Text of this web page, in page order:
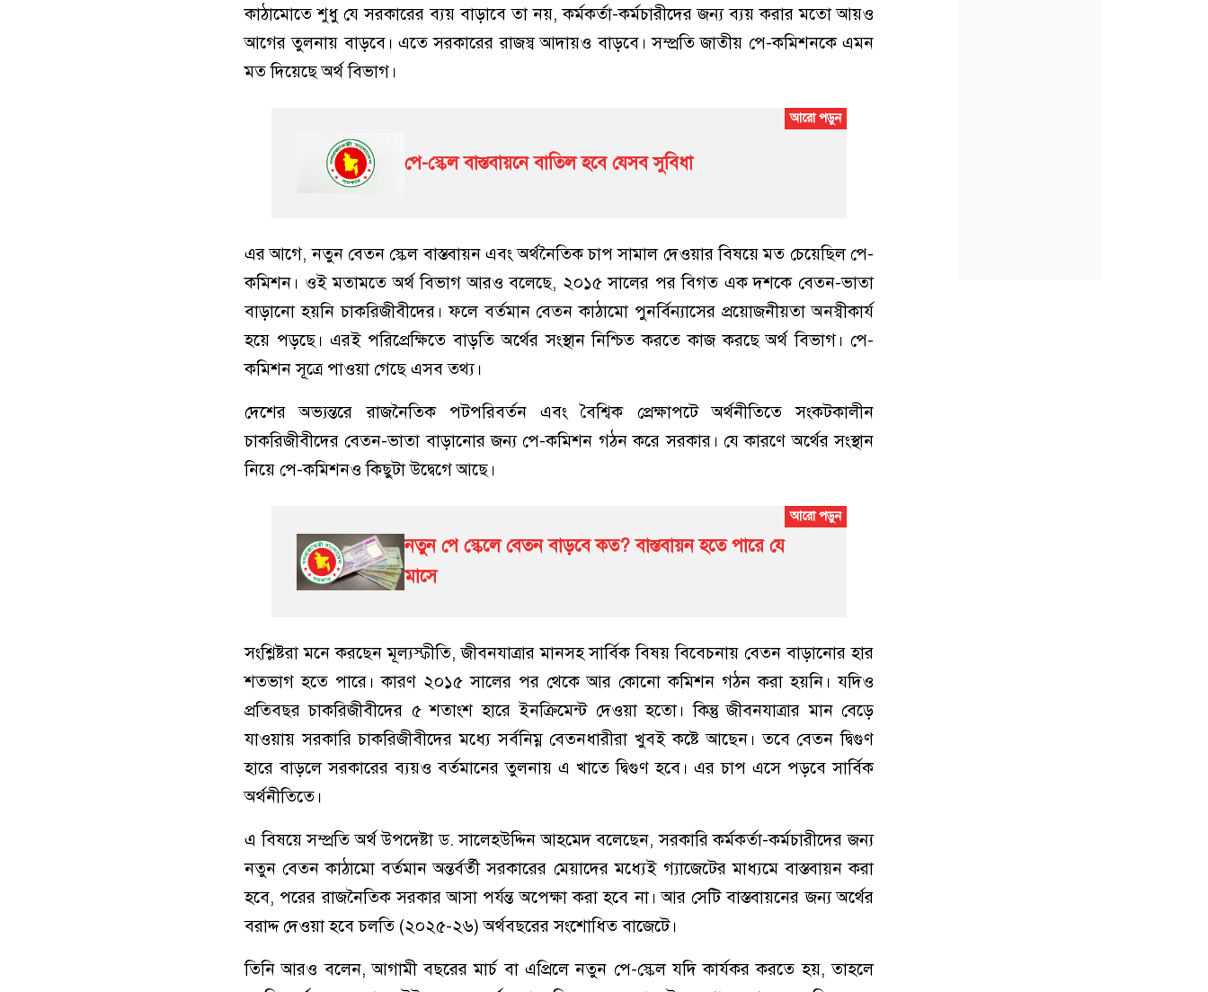
কাঠামোতে শুধু যে সরকারের ব্যয় বাড়াবে তা নয়, কর্মকর্তা-কর্মচারীদের জন্য ব্যয় করার মতো আয়ও
আগের তুলনায় বাড়বে। এতে সরকারের রাজস্ব আদায়ও বাড়বে। সম্প্রতি জাতীয় পে-কমিশনকে এমন
মত দিয়েছে অর্থ বিভাগ।
পে-স্কেল বাস্তবায়নে বাতিল হবে যেসব সুবিধা
এর আগে, নতুন বেতন স্কেল বাস্তবায়ন এবং অর্থনৈতিক চাপ সামাল দেওয়ার বিষয়ে মত চেয়েছিল পে-
কমিশন। ওই মতামতে অর্থ বিভাগ আরও বলেছে, ২০১৫ সালের পর বিগত এক দশকে বেতন-ভাতা
বাড়ানো হয়নি চাকরিজীবীদের। ফলে বর্তমান বেতন কাঠামো পুনর্বিন্যাসের প্রয়োজনীয়তা অনস্বীকার্য
হয়ে পড়ছে। এরই পরিপ্রেক্ষিতে বাড়তি অর্থের সংস্থান নিশ্চিত করতে কাজ করছে অর্থ বিভাগ। পে-
কমিশন সূত্রে পাওয়া গেছে এসব তথ্য।
দেশের অভ্যন্তরে রাজনৈতিক পটপরিবর্তন এবং বৈশ্বিক প্রেক্ষাপটে অর্থনীতিতে সংকটকালীন
চাকরিজীবীদের বেতন-ভাতা বাড়ানোর জন্য পে-কমিশন গঠন করে সরকার। যে কারণে অর্থের সংস্থান
নিয়ে পে-কমিশনও কিছুটা উদ্বেগে আছে।
নতুন পে স্কেলে বেতন বাড়বে কত? বাস্তবায়ন হতে পারে যে
মাসে
সংশ্লিষ্টরা মনে করছেন মূল্যস্ফীতি, জীবনযাত্রার মানসহ সার্বিক বিষয় বিবেচনায় বেতন বাড়ানোর হার
শতভাগ হতে পারে। কারণ ২০১৫ সালের পর থেকে আর কোনো কমিশন গঠন করা হয়নি। যদিও
প্রতিবছর চাকরিজীবীদের ৫ শতাংশ হারে ইনক্রিমেন্ট দেওয়া হতো। কিন্তু জীবনযাত্রার মান বেড়ে
যাওয়ায় সরকারি চাকরিজীবীদের মধ্যে সর্বনিম্ন বেতনধারীরা খুবই কষ্টে আছেন। তবে বেতন দ্বিগুণ
হারে বাড়লে সরকারের ব্যয়ও বর্তমানের তুলনায় এ খাতে দ্বিগুণ হবে। এর চাপ এসে পড়বে সার্বিক
অর্থনীতিতে।
এ বিষয়ে সম্প্রতি অর্থ উপদেষ্টা ড. সালেহউদ্দিন আহমেদ বলেছেন, সরকারি কর্মকর্তা-কর্মচারীদের জন্য
নতুন বেতন কাঠামো বর্তমান অন্তর্বর্তী সরকারের মেয়াদের মধ্যেই গ্যাজেটের মাধ্যমে বাস্তবায়ন করা
হবে, পরের রাজনৈতিক সরকার আসা পর্যন্ত অপেক্ষা করা হবে না। আর সেটি বাস্তবায়নের জন্য অর্থের
বরাদ্দ দেওয়া হবে চলতি (২০২৫-২৬) অর্থবছরের সংশোধিত বাজেটে।
তিনি আরও বলেন, আগামী বছরের মার্চ বা এপ্রিলে নতুন পে-স্কেল যদি কার্যকর করতে হয়, তাহলে